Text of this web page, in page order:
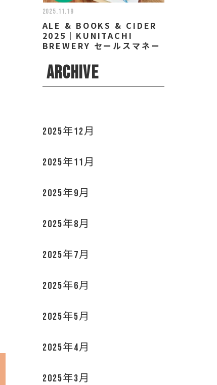
2025.11.19
ALE & BOOKS & CIDER
2025｜KUNITACHI
BREWERY セールスマネー
なお
ARCHIVE
2025年12月
2025年11月
2025年9月
2025年8月
2025年7月
2025年6月
2025年5月
2025年4月
2025年3月